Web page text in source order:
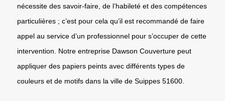
nécessite des savoir-faire, de l’habileté et des compétences
particulières ; c’est pour cela qu’il est recommandé de faire
appel au service d’un professionnel pour s’occuper de cette
intervention. Notre entreprise Dawson Couverture peut
appliquer des papiers peints avec différents types de
couleurs et de motifs dans la ville de Suippes 51600.